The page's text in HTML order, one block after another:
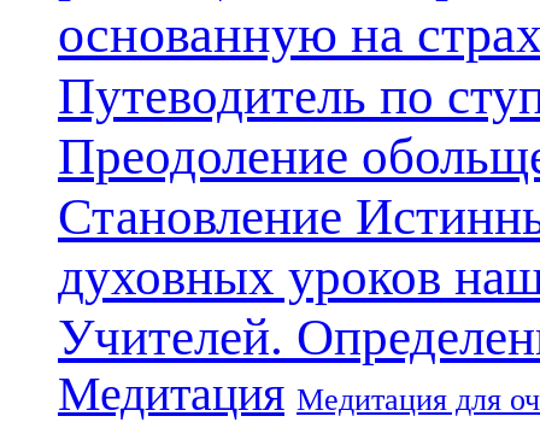
основанную на
Путеводитель по
Преодоление
Становление
духовных уроков
Учителей.
Медитация Медитация для